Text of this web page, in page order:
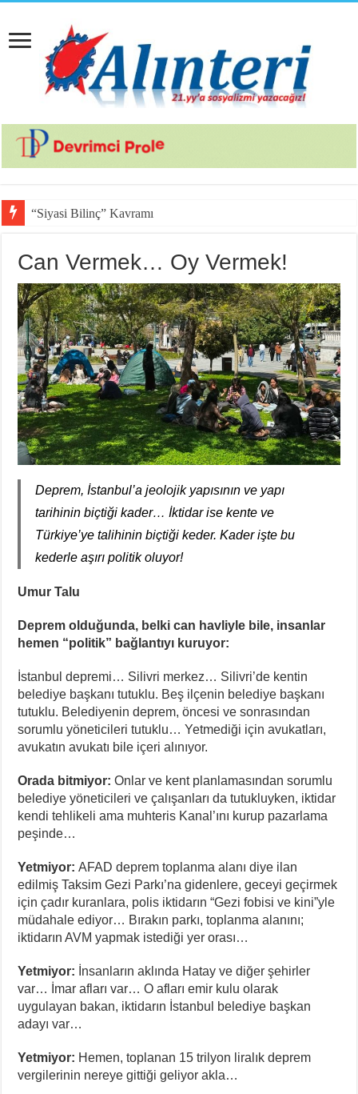
“Siyasi Bilinç” Kavramının Unsurları
Can Vermek… Oy Vermek!
Deprem, İstanbul’a jeolojik yapısının ve yapı
tarihinin biçtiği kader… İktidar ise kente ve
Türkiye’ye talihinin biçtiği keder. Kader işte bu
kederle aşırı politik oluyor!
Umur Talu
Deprem olduğunda, belki can havliyle bile, insanlar
hemen “politik” bağlantıyı kuruyor:
İstanbul depremi… Silivri merkez… Silivri’de kentin
belediye başkanı tutuklu. Beş ilçenin belediye başkanı
tutuklu. Belediyenin deprem, öncesi ve sonrasından
sorumlu yöneticileri tutuklu… Yetmediği için avukatları,
avukatın avukatı bile içeri alınıyor.
Orada bitmiyor:Onlar ve kent planlamasından sorumlu
belediye yöneticileri ve çalışanları da tutukluyken, iktidar
kendi tehlikeli ama muhteris Kanal’ını kurup pazarlama
peşinde…
Yetmiyor: AFAD deprem toplanma alanı diye ilan
edilmiş Taksim Gezi Parkı’na gidenlere, geceyi geçirmek
için çadır kuranlara, polis iktidarın “Gezi fobisi ve kini”yle
müdahale ediyor… Bırakın parkı, toplanma alanını;
iktidarın AVM yapmak istediği yer orası…
Yetmiyor: İnsanların aklında Hatay ve diğer şehirler
var… İmar afları var… O afları emir kulu olarak
uygulayan bakan, iktidarın İstanbul belediye başkan
adayı var…
Yetmiyor: Hemen, toplanan 15 trilyon liralık deprem
vergilerinin nereye gittiği geliyor akla…